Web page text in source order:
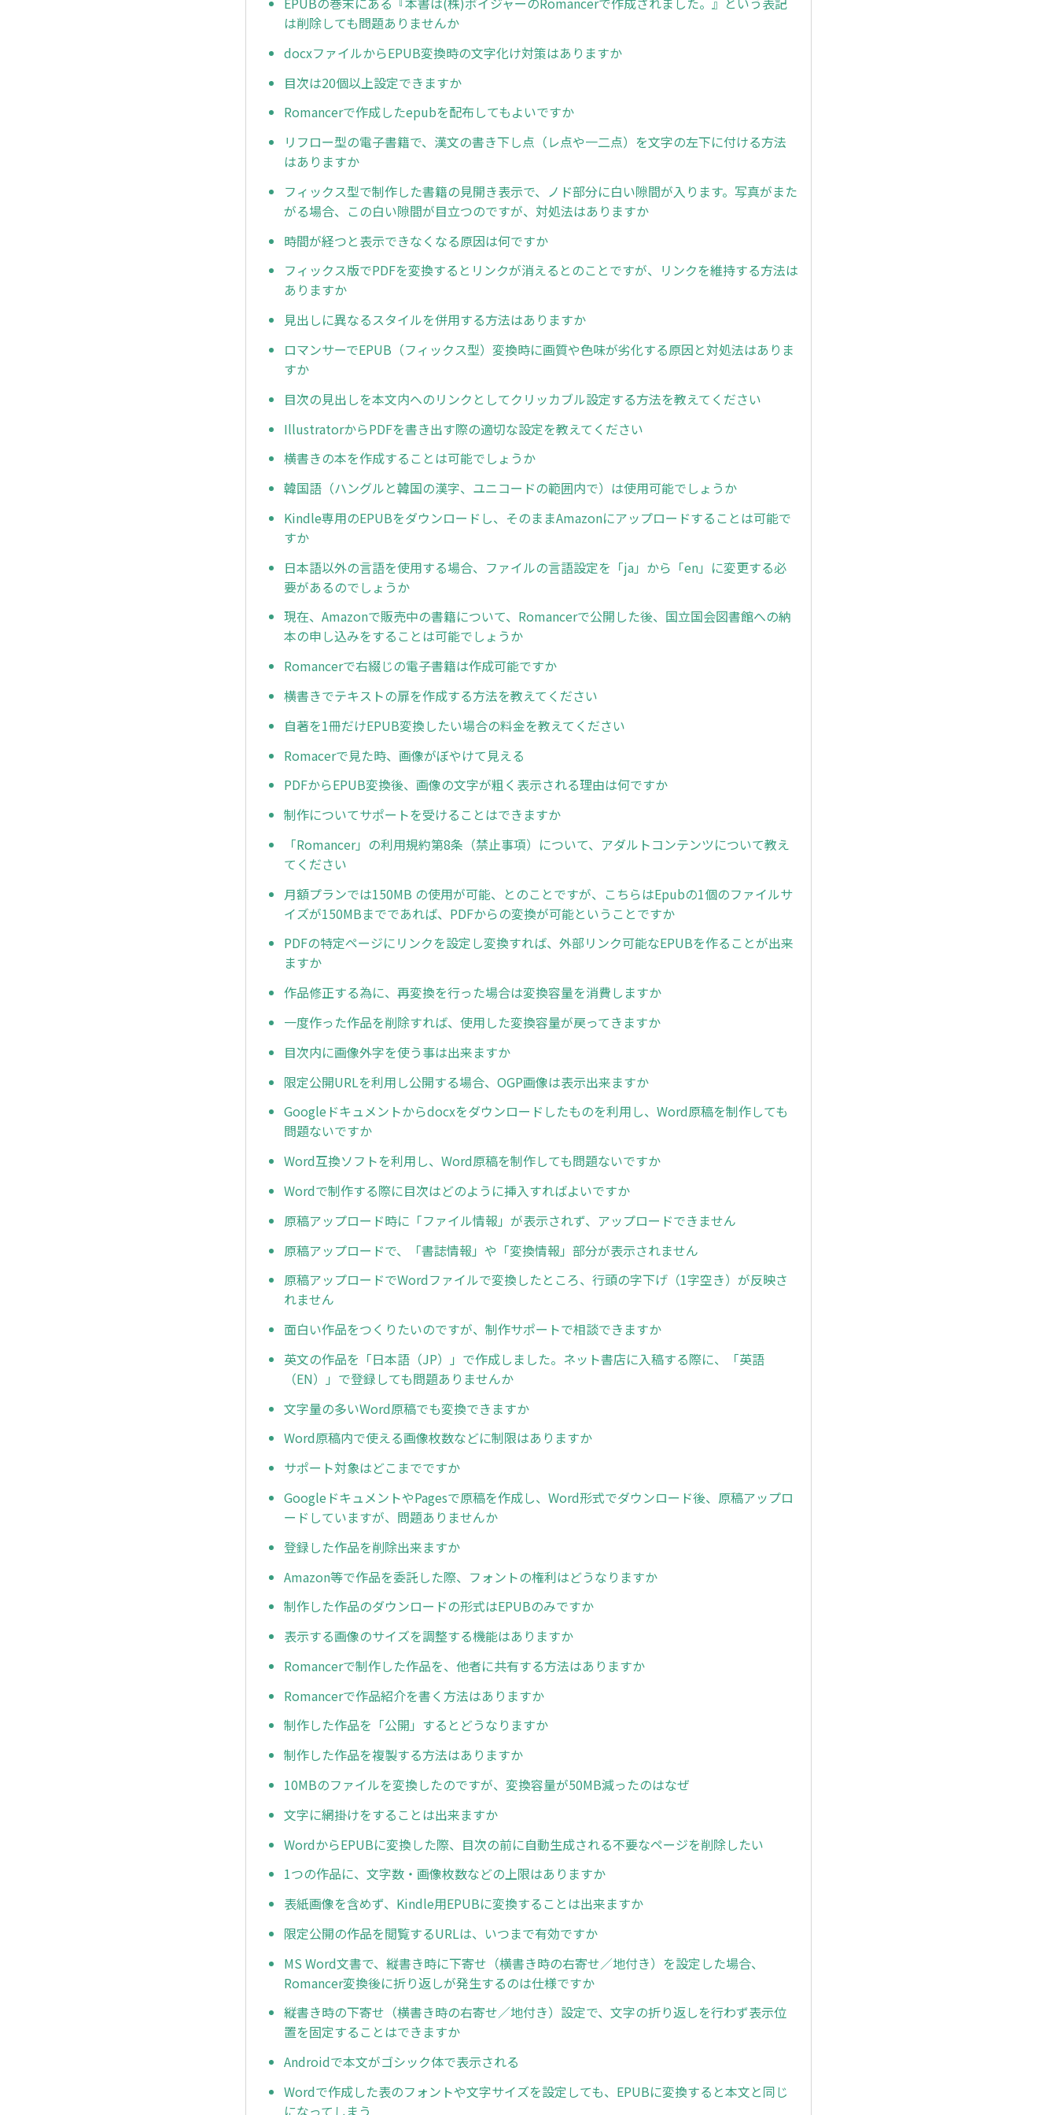
は削除しても問題ありませんか
docxファイルからEPUB変換時の文字化け対策はありますか
目次は20個以上設定できますか
Romancerで作成したepubを配布してもよいですか
リフロー型の電子書籍で、漢文の書き下し点（レ点や一二点）を文字の左下に付ける方法
はありますか
フィックス型で制作した書籍の見開き表示で、ノド部分に白い隙間が入ります。写真がまた
がる場合、この白い隙間が目立つのですが、対処法はありますか
時間が経つと表示できなくなる原因は何ですか
フィックス版でPDFを変換するとリンクが消えるとのことですが、リンクを維持する方法は
ありますか
見出しに異なるスタイルを併用する方法はありますか
ロマンサーでEPUB（フィックス型）変換時に画質や色味が劣化する原因と対処法はありま
すか
目次の見出しを本文内へのリンクとしてクリッカブル設定する方法を教えてください
IllustratorからPDFを書き出す際の適切な設定を教えてください
横書きの本を作成することは可能でしょうか
韓国語（ハングルと韓国の漢字、ユニコードの範囲内で）は使用可能でしょうか
Kindle専用のEPUBをダウンロードし、そのままAmazonにアップロードすることは可能で
すか
日本語以外の言語を使用する場合、ファイルの言語設定を「ja」から「en」に変更する必
要があるのでしょうか
現在、Amazonで販売中の書籍について、Romancerで公開した後、国立国会図書館への納
本の申し込みをすることは可能でしょうか
Romancerで右綴じの電子書籍は作成可能ですか
横書きでテキストの扉を作成する方法を教えてください
自著を1冊だけEPUB変換したい場合の料金を教えてください
Romacerで見た時、画像がぼやけて見える
PDFからEPUB変換後、画像の文字が粗く表示される理由は何ですか
制作についてサポートを受けることはできますか
「Romancer」の利用規約第8条（禁止事項）について、アダルトコンテンツについて教え
てください
月額プランでは150MB の使用が可能、とのことですが、こちらはEpubの1個のファイルサ
イズが150MBまでであれば、PDFからの変換が可能ということですか
PDFの特定ページにリンクを設定し変換すれば、外部リンク可能なEPUBを作ることが出来
ますか
作品修正する為に、再変換を行った場合は変換容量を消費しますか
一度作った作品を削除すれば、使用した変換容量が戻ってきますか
目次内に画像外字を使う事は出来ますか
限定公開URLを利用し公開する場合、OGP画像は表示出来ますか
Googleドキュメントからdocxをダウンロードしたものを利用し、Word原稿を制作しても
問題ないですか
Word互換ソフトを利用し、Word原稿を制作しても問題ないですか
Wordで制作する際に目次はどのように挿入すればよいですか
原稿アップロード時に「ファイル情報」が表示されず、アップロードできません
原稿アップロードで、「書誌情報」や「変換情報」部分が表示されません
原稿アップロードでWordファイルで変換したところ、行頭の字下げ（1字空き）が反映さ
れません
面白い作品をつくりたいのですが、制作サポートで相談できますか
英文の作品を「日本語（JP）」で作成しました。ネット書店に入稿する際に、「英語
（EN）」で登録しても問題ありませんか
文字量の多いWord原稿でも変換できますか
Word原稿内で使える画像枚数などに制限はありますか
サポート対象はどこまでですか
GoogleドキュメントやPagesで原稿を作成し、Word形式でダウンロード後、原稿アップロ
ードしていますが、問題ありませんか
登録した作品を削除出来ますか
Amazon等で作品を委託した際、フォントの権利はどうなりますか
制作した作品のダウンロードの形式はEPUBのみですか
表示する画像のサイズを調整する機能はありますか
Romancerで制作した作品を、他者に共有する方法はありますか
Romancerで作品紹介を書く方法はありますか
制作した作品を「公開」するとどうなりますか
制作した作品を複製する方法はありますか
10MBのファイルを変換したのですが、変換容量が50MB減ったのはなぜ
文字に網掛けをすることは出来ますか
WordからEPUBに変換した際、目次の前に自動生成される不要なページを削除したい
1つの作品に、文字数・画像枚数などの上限はありますか
表紙画像を含めず、Kindle用EPUBに変換することは出来ますか
限定公開の作品を閲覧するURLは、いつまで有効ですか
MS Word文書で、縦書き時に下寄せ（横書き時の右寄せ／地付き）を設定した場合、
Romancer変換後に折り返しが発生するのは仕様ですか
縦書き時の下寄せ（横書き時の右寄せ／地付き）設定で、文字の折り返しを行わず表示位
置を固定することはできますか
Androidで本文がゴシック体で表示される
Wordで作成した表のフォントや文字サイズを設定しても、EPUBに変換すると本文と同じ
になってしまう